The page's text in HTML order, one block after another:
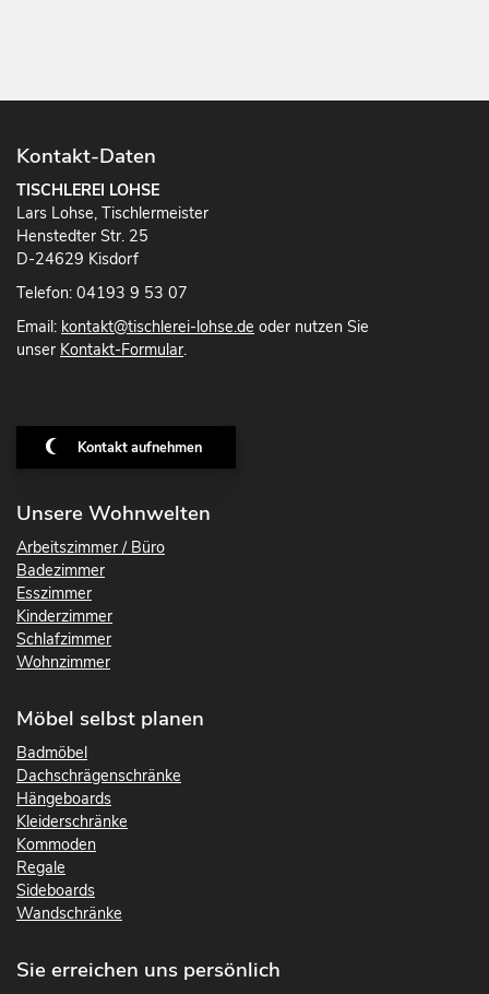
Kontakt-Daten
TISCHLEREI LOHSE
Lars Lohse, Tischlermeister
Henstedter Str. 25
D-24629 Kisdorf
Telefon: 04193 9 53 07
Email: kontakt@tischlerei-lohse.de oder nutzen Sie
unser Kontakt-Formular.
Kontakt aufnehmen
Unsere Wohnwelten
Arbeitszimmer / Büro
Badezimmer
Esszimmer
Kinderzimmer
Schlafzimmer
Wohnzimmer
Möbel selbst planen
Badmöbel
Dachschrägenschränke
Hängeboards
Kleiderschränke
Kommoden
Regale
Sideboards
Wandschränke
Sie erreichen uns persönlich